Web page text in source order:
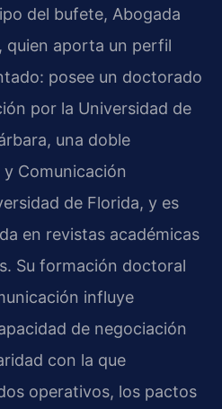
del bufete, Abogada
quien aporta un perfil
posee un doctorado
por la Universidad de
una doble
Comunicación
de Florida, y es
en revistas académicas
Su formación doctoral
influye
de negociación
con la que
operativos, los pactos